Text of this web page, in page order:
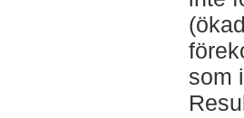
som